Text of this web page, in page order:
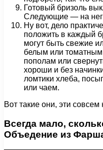
Готовый бризоль
Следующие — на
Ну вот, дело
положить в каждый
могут быть свежие
белым или томатным
пополам или
хороши и без
ломтики хлеба,
или чаем.
Вот такие они, эти
Всегда мало,
Объедение из